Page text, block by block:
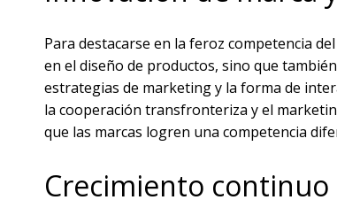
Para destacarse en la feroz competencia
en el diseño de productos, sino que
estrategias de marketing y la forma de
la cooperación transfronteriza y el
que las marcas logren una competencia
Crecimiento